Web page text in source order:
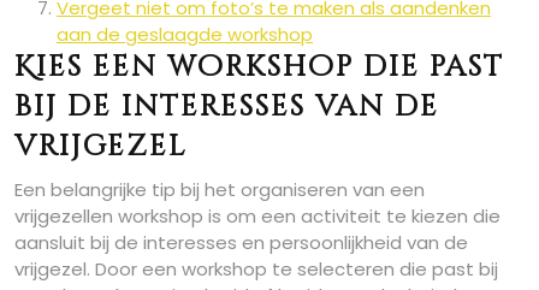
Vergeet niet om foto’s te maken als aandenken
aan de geslaagde workshop
Kies een workshop die past
bij de interesses van de
vrijgezel
Een belangrijke tip bij het organiseren van een
vrijgezellen workshop is om een activiteit te kiezen die
aansluit bij de interesses en persoonlijkheid van de
vrijgezel. Door een workshop te selecteren die past bij